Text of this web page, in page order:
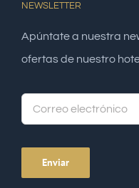
NEWSLETTER
Apúntate a nuestra
ofertas de nuestro